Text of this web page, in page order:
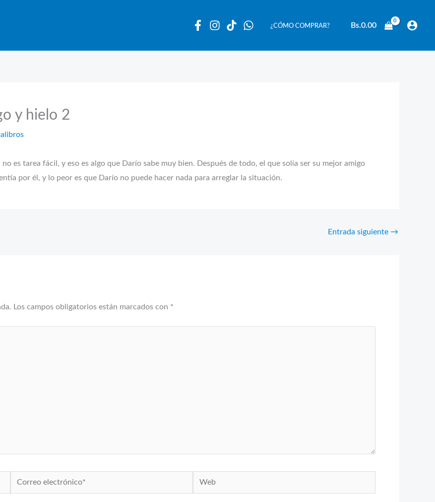
¿CÓMO COMPRAR? Bs.0.00
y hielo 2
es tarea fácil, y eso es algo que Darío sabe muy bien. Después de todo, el que solía ser su mejor amigo
por él, y lo peor es que Darío no puede hacer nada para arreglar la situación.
Entrada siguiente →
Los campos obligatorios están marcados con *
Correo
electrónico*
Web